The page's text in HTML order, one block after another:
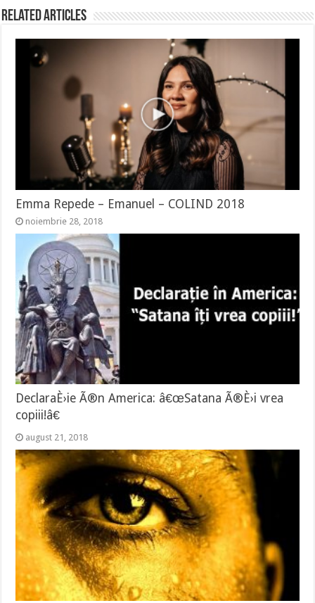
Related Articles
Emma Repede – Emanuel – COLIND 2018
noiembrie 28, 2018
DeclaraÈ›ie Ã®n America: â€œSatana Ã®È›i vrea
copiii!â€
august 21, 2018